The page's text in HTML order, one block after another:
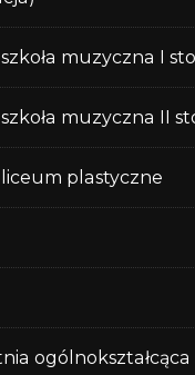
muzyczna I
muzyczna II
plastyczne
ogólnokształcąca